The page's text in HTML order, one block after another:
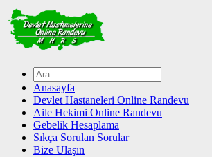
Skip
to
content
Arama:
Anasayfa
Devlet Hastaneleri Online Randevu
Aile Hekimi Online Randevu
Gebelik Hesaplama
Sıkça Sorulan Sorular
Bize Ulaşın